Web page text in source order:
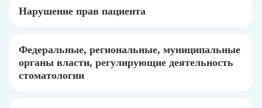
Нарушение прав пациента
Федеральные, региональные, муниципальные
органы власти, регулирующие деятельность
стоматологии